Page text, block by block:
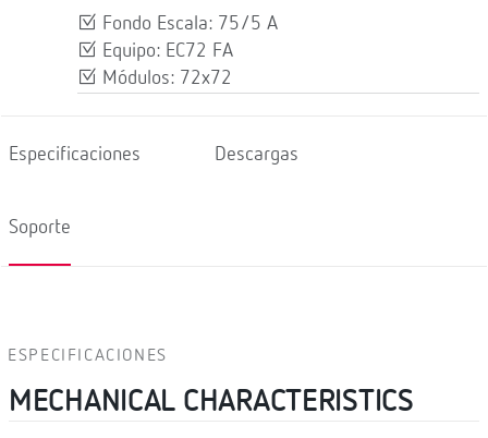
Fondo Escala: 75/5 A
Equipo: EC72 FA
Módulos: 72x72
Especificaciones Descargas
Soporte
ESPECIFICACIONES
MECHANICAL CHARACTERISTICS